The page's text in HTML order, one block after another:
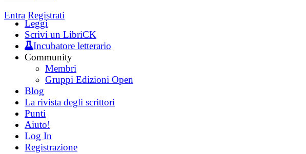
Entra Registrati
Leggi
Scrivi un LibriCK
Incubatore letterario
Community
Membri
Gruppi Edizioni Open
Blog
La rivista degli scrittori
Punti
Aiuto!
Log In
Registrazione